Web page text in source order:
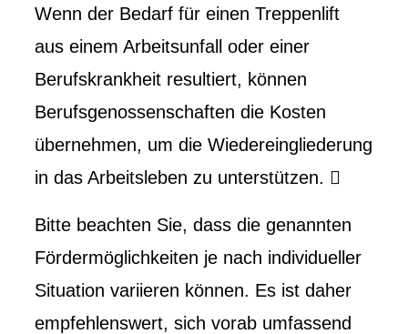
Wenn der Bedarf für einen Treppenlift
aus einem Arbeitsunfall oder einer
Berufskrankheit resultiert, können
Berufsgenossenschaften die Kosten
übernehmen, um die Wiedereingliederung
in das Arbeitsleben zu unterstützen. 
Bitte beachten Sie, dass die genannten
Fördermöglichkeiten je nach individueller
Situation variieren können. Es ist daher
empfehlenswert, sich vorab umfassend